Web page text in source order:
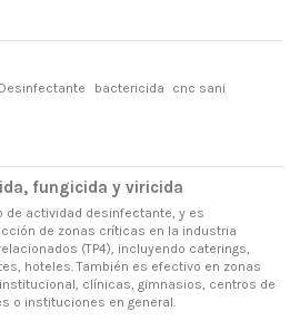
Desinfectante bactericida cnc sani
fungicida y viricida
de actividad desinfectante, y es
de zonas críticas en la industria
(TP4), incluyendo caterings,
hoteles. También es efectivo en zonas
clínicas, gimnasios, centros de
o instituciones en general.